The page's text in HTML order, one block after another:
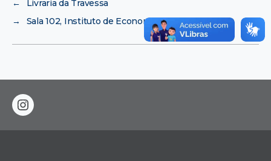
←
Livraria da Travessa
→
Sala 102, Instituto de Economia, CCJE-UFRJ
instagram